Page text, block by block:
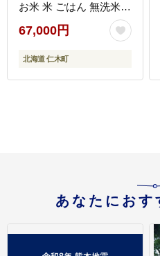
お米 米 ごはん 無洗米
白米 国産 北海道 こめ
コメ [JA新おたる]
67,000円
北海道 仁木町
あなたにおす